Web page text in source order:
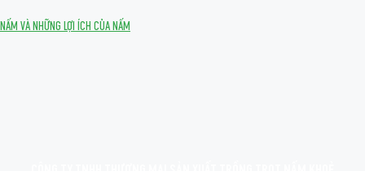
NẤM VÀ NHỮNG LỢI ÍCH CỦA NẤM